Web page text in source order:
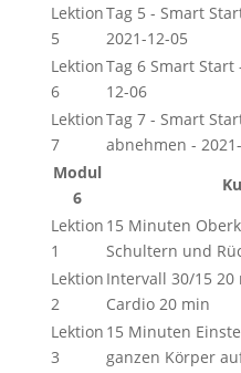
Lektion
5
Tag 5 - Smart
2021-12-05
Lektion
6
Tag 6 Smart
12-06
Lektion
7
Tag 7 - Smart
abnehmen -
Modul
6
Lektion
1
15 Minuten
Schultern und
Lektion
2
Intervall 30/15
Cardio 20 min
Lektion
3
15 Minuten
ganzen Körper